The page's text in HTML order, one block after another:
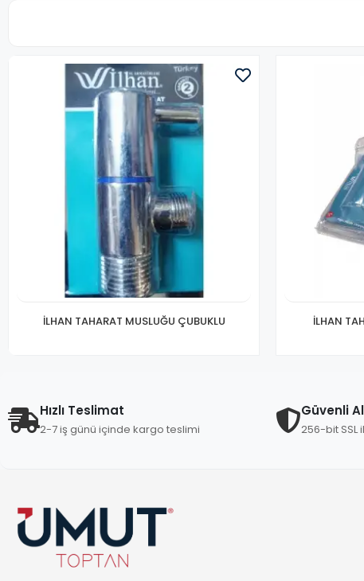
İLHAN TAHARAT MUSLUĞU ÇUBUKLU İLHAN
Hızlı Teslimat
2-7 iş günü içinde kargo teslimi
Güvenli
256-bit